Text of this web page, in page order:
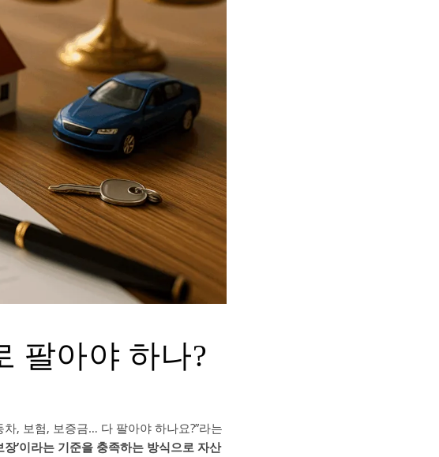
팔아야 하나?
, 보험, 보증금… 다 팔아야 하나요?”라는
장’이라는 기준을 충족하는 방식으로 자산